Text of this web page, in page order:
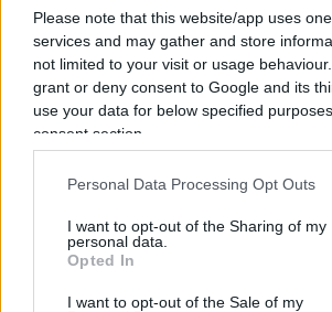
Please note that this website/app uses
services and may gather and store
not limited to your visit or usage
grant or deny consent to Google and its
use your data for below specified
consent section.
Personal Data Processing Opt Outs
I want to opt-out of the Sharing of my
personal data.
Opted In
I want to opt-out of the Sale of my
disegni utilizzando da sempre la
dell'acquerello. Orgogliosamente
centrodestra, il vignettista non fatica
ispirazioni dall’attuale sinistra, che
come in questo momento sta dando
quando non supera l’indecenza, fino
offende e non è volgare. Una frase
Pushkin lo accompagna da sempre: